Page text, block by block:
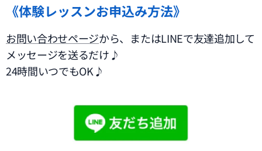
《体験レッスンお申込み方法》
お問い合わせページから、またはLINEで友達追加して
メッセージを送るだけ♪
24時間いつでもOK♪